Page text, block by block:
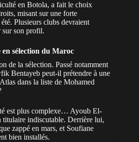
en Botola, a fait le choix
misant sur une forte
Plusieurs clubs devraient
sur son profil.
sélection du Maroc
de la sélection. Passé notamment
Bentayeb peut-il prétendre à une
dans la liste de Mohamed
est plus complexe… Ayoub El-
titulaire indiscutable. Derrière lui,
zappé en mars, et Soufiane
bien installés.